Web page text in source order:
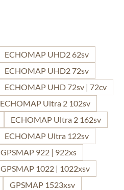
ECHOMAP UHD2 62sv
ECHOMAP UHD2 72sv
ECHOMAP UHD 72sv | 72cv
ECHOMAP Ultra 2 102sv
ECHOMAP Ultra 2 162sv
ECHOMAP Ultra 122sv
GPSMAP 922 | 922xs
GPSMAP 1022 | 1022xsv
GPSMAP 1523xsv